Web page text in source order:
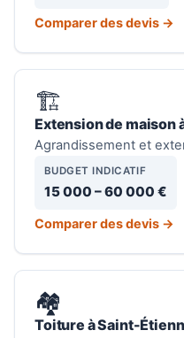
Comparer des devis →
🏗️
Extension de maison
Agrandissement et
BUDGET INDICATIF
15 000 – 60 000 €
Comparer des devis →
🏘️
Toiture à Saint-